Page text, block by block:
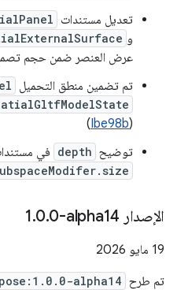
تعديل مستندات
و
عرض العنصر ضمن حجم
تم تضمين منطق التحميل
(
Ibe98b
)
توضيح depth في
الإصدار ‎1 .0.0-alpha14
‫19 مايو 2026
تم طرح alpha14